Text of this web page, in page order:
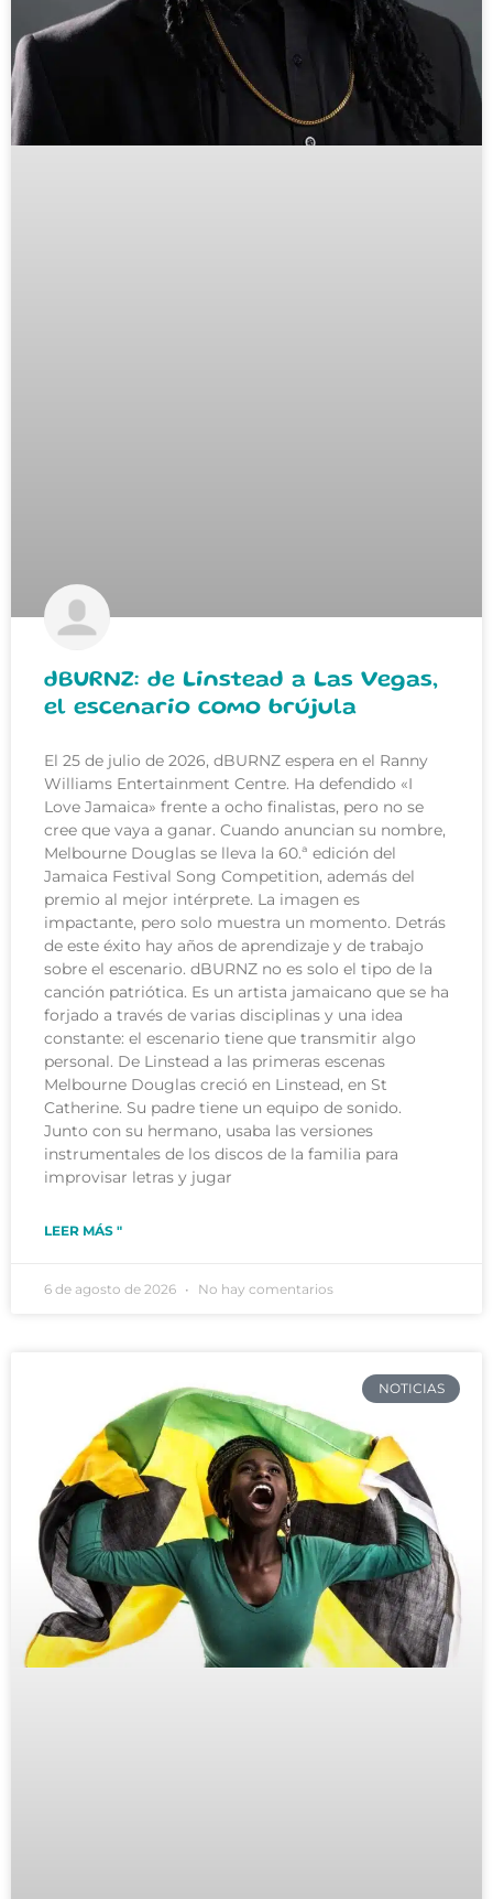
dBURNZ: de Linstead a Las Vegas,
el escenario como brújula
El 25 de julio de 2026, dBURNZ espera en el Ranny
Williams Entertainment Centre. Ha defendido «I
Love Jamaica» frente a ocho finalistas, pero no se
cree que vaya a ganar. Cuando anuncian su nombre,
Melbourne Douglas se lleva la 60.ª edición del
Jamaica Festival Song Competition, además del
premio al mejor intérprete. La imagen es
impactante, pero solo muestra un momento. Detrás
de este éxito hay años de aprendizaje y de trabajo
sobre el escenario. dBURNZ no es solo el tipo de la
canción patriótica. Es un artista jamaicano que se ha
forjado a través de varias disciplinas y una idea
constante: el escenario tiene que transmitir algo
personal. De Linstead a las primeras escenas
Melbourne Douglas creció en Linstead, en St
Catherine. Su padre tiene un equipo de sonido.
Junto con su hermano, usaba las versiones
instrumentales de los discos de la familia para
improvisar letras y jugar
LEER MÁS "
6 de agosto de 2026 No hay comentarios
NOTICIAS